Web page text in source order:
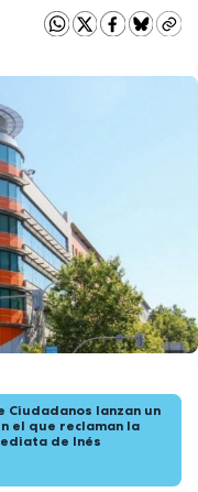
Ciudadanos lanzan un
el que reclaman la
de Inés